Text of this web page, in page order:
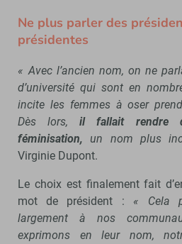
Ne plus parler des
présidentes
« Avec l’ancien nom, on ne
d’université qui sont en
incite les femmes à oser
Dès lors,il fallait rendre
féminisation, un nom plus
Virginie Dupont.
Le choix est finalement fait
mot de président : « Cela
largement à nos
exprimons en leur nom,